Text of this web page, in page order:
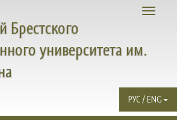
Toggle
Брестского
университета им.
РУС / ENG